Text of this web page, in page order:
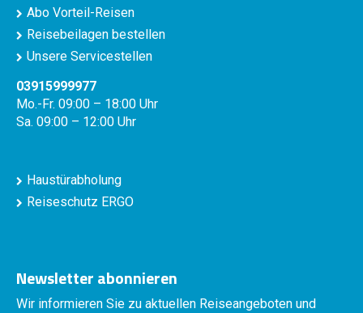
Abo Vorteil-Reisen
Reisebeilagen bestellen
Unsere Servicestellen
03915999977
Mo.-Fr. 09:00 – 18:00 Uhr
Sa. 09:00 – 12:00 Uhr
Haustürabholung
Reiseschutz ERGO
Newsletter abonnieren
Wir informieren Sie zu aktuellen Reiseangeboten und